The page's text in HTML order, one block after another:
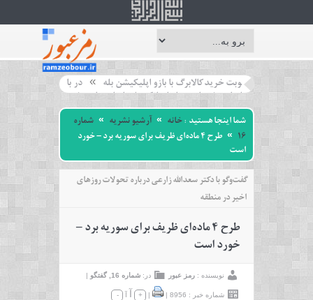
اطلاع از نوبت خرید کالابرگ با بازو اپلیکیشن بله » در بازدید از شعب و نشست با
امکان فعالسازی خدمات «ساپتا» بانک ملی ایران برای مشتریان بانک آینده سابق
شما اینجا هستید :خانه » آرشیو نشریه » شماره
16
»
طرح ۴ ماده‌ای ظریف برای سوریه برد – خورد
است
گفت‌وگو با دکتر سعدالله زارعی درباره تحولات روزهای
اخیر در منطقه
طرح ۴ ماده‌ای ظریف برای سوریه برد –
خورد است
نویسنده : رمز عبور در: شماره 16 گفتگو |
شماره خبر : 8956 |
|
+ آ آ -